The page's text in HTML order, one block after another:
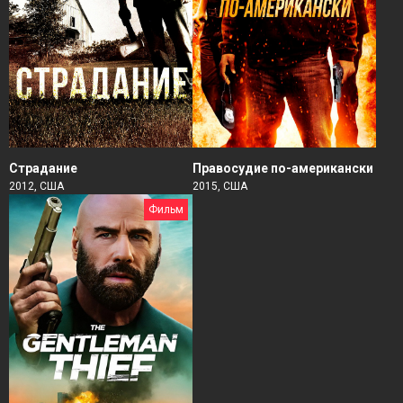
Страдание
2012, США
Правосудие по-американски
2015, США
Фильм